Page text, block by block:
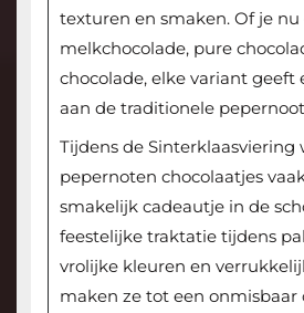
texturen en smaken. Of je nu
melkchocolade, pure
chocolade, elke variant geeft
aan de traditionele
Tijdens de Sinterklaasviering
pepernoten chocolaatjes
smakelijk cadeautje in de
feestelijke traktatie tijdens
vrolijke kleuren en
maken ze tot een onmisbaar